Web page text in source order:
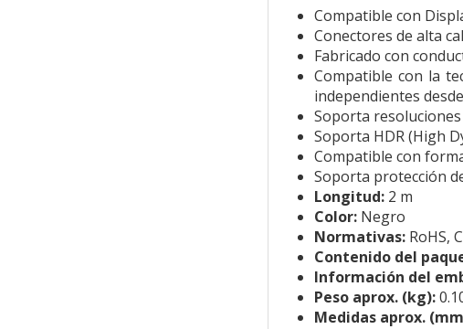
Compatible con
Conectores de alta
Fabricado con
Compatible con la
independientes
Soporta resoluciones
Soporta HDR (High
Compatible con
Soporta protección
Longitud:2 m
Color:Negro
Normativas:RoHS,
Contenido del
Información del
Peso aprox. (kg):
Medidas aprox.